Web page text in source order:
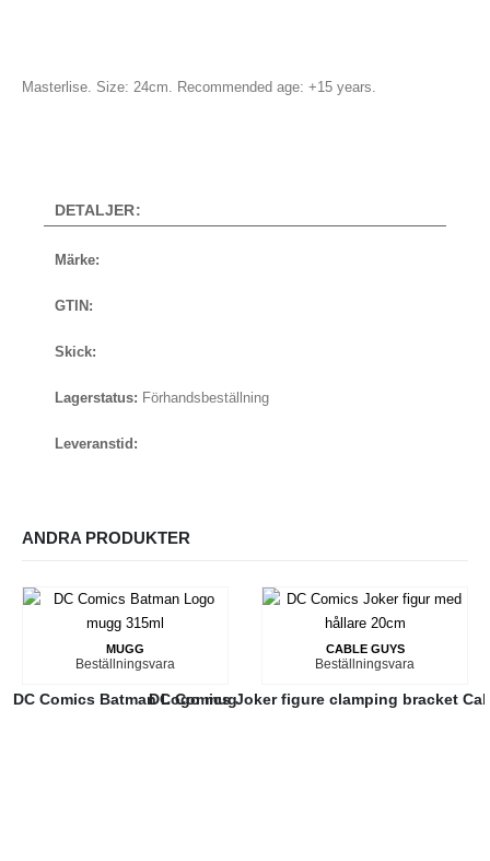
Masterlise. Size: 24cm. Recommended age: +15 years.
DETALJER:
Märke:
GTIN:
Skick:
Lagerstatus: Förhandsbeställning
Leveranstid:
ANDRA PRODUKTER
MUGG
Beställningsvara
DC Comics Batman Logo mug
CABLE GUYS
Beställningsvara
DC Comics Joker figure clamping bracket